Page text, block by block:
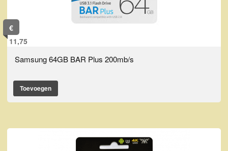
€
11,75
Samsung 64GB BAR Plus 200mb/s
Toevoegen